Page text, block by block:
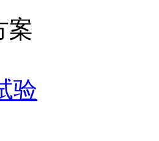
案
验